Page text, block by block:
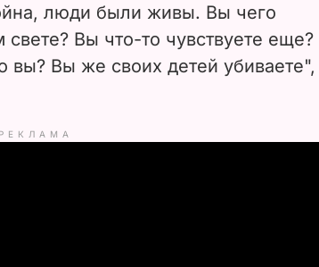
люди были живы. Вы чего
Вы что-то чувствуете еще?
Вы же своих детей убиваете",
РЕКЛАМА